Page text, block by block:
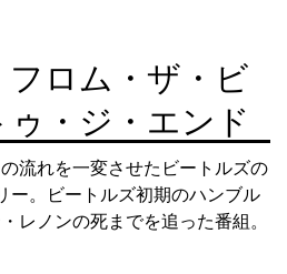
フロム・ザ・ビ
・ジ・エンド
流れを一変させたビートルズの
ー。ビートルズ初期のハンブル
レノンの死までを追った番組。